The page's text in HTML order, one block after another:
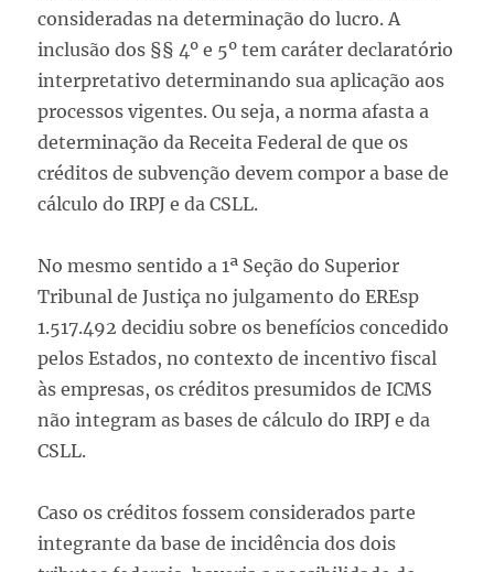
consideradas na determinação do lucro. A
inclusão dos §§ 4º e 5º tem caráter declaratório
interpretativo determinando sua aplicação aos
processos vigentes. Ou seja, a norma afasta a
determinação da Receita Federal de que os
créditos de subvenção devem compor a base de
cálculo do IRPJ e da CSLL.
No mesmo sentido a 1ª Seção do Superior
Tribunal de Justiça no julgamento do EREsp
1.517.492 decidiu sobre os benefícios concedido
pelos Estados, no contexto de incentivo fiscal
às empresas, os créditos presumidos de ICMS
não integram as bases de cálculo do IRPJ e da
CSLL.
Caso os créditos fossem considerados parte
integrante da base de incidência dos dois